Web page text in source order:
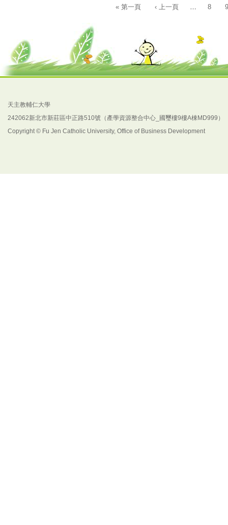
【校內簽辦】
知系上(或附醫醫研部)列印名冊，再
產學中心彙整造冊函送國科會。
頁面
« 第一頁 ‹ 上一頁 8 9
天主教輔仁大學
242062新北市新莊區中正路510號（產學資源整合中心_國璽樓9樓A棟MD999）
Copyright © Fu Jen Catholic University, Office of Business Development